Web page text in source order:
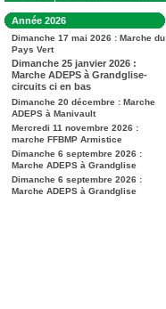
à
la
recherche
Dans
la
rubrique
:
Année 2026
Dimanche 17 mai 2026 : Marche du
Pays Vert
Dimanche 25 janvier 2026 :
Marche ADEPS à Grandglise-
circuits ci en bas
Dimanche 20 décembre : Marche
ADEPS à Manivault
Mercredi 11 novembre 2026 :
marche FFBMP Armistice
Dimanche 6 septembre 2026 :
Marche ADEPS à Grandglise
Dimanche 6 septembre 2026 :
Marche ADEPS à Grandglise